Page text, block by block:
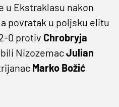
u Ekstraklasu nakon
povratak u poljsku elitu
0 protiv Chrobryja
NizozemacJulian
Marko Božić